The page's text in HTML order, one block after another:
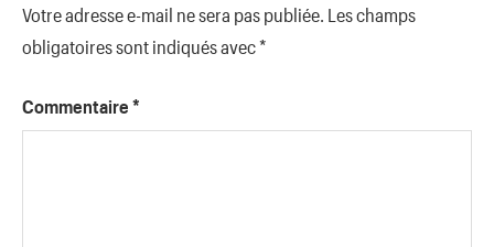
Votre adresse e-mail ne sera pas publiée. Les champs
obligatoires sont indiqués avec*
Commentaire *